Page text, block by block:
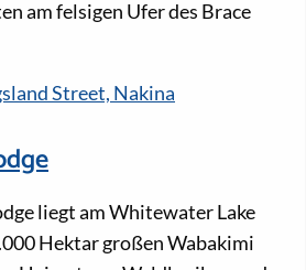
am felsigen Ufer des Brace
Street, Nakina
liegt am Whitewater Lake
Hektar großen Wabakimi